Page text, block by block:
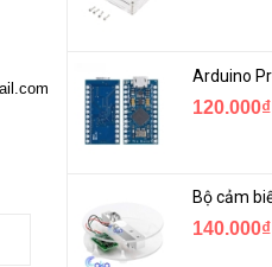
120.000₫
140.000₫